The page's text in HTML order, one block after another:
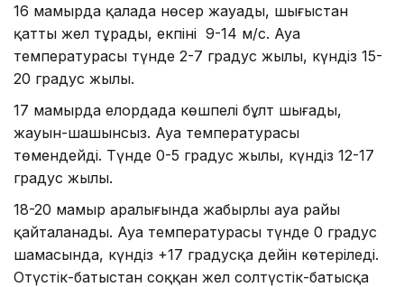
16 мамырда қалада нөсер жауады, шығыстан
қатты жел тұрады, екпіні 9-14 м/с. Ауа
температурасы түнде 2-7 градус жылы, күндіз 15-
20 градус жылы.
17 мамырда елордада көшпелі бұлт шығады,
жауын-шашынсыз. Ауа температурасы
төмендейді. Түнде 0-5 градус жылы, күндіз 12-17
градус жылы.
18-20 мамыр аралығында жаңбырлы ауа райы
қайталанады. Ауа температурасы түнде 0 градус
шамасында, күндіз +17 градусқа дейін көтеріледі.
Оңтүстік-батыстан соққан жел солтүстік-батысқа